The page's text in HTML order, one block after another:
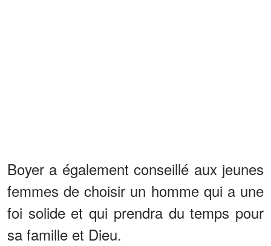
Boyer a également conseillé aux jeunes
femmes de choisir un homme qui a une
foi solide et qui prendra du temps pour
sa famille et Dieu.